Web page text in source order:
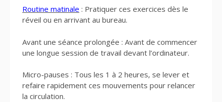
Routine matinale : Pratiquer ces exercices dès le
réveil ou en arrivant au bureau.
Avant une séance prolongée : Avant de commencer
une longue session de travail devant l’ordinateur.
Micro-pauses : Tous les 1 à 2 heures, se lever et
refaire rapidement ces mouvements pour relancer
la circulation.